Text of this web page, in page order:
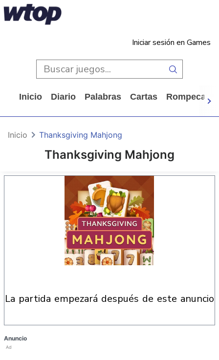
Iniciar sesión en Games
Inicio Diario Palabras Cartas
Thanksgiving Mahjong
Inicio Thanksgiving Mahjong
la partida empezará después de este anuncio
Anuncio
Ad